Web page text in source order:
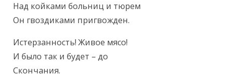
Над койками больниц и тюрем
Он гвоздиками пригвожден.
Истерзанность! Живое мясо!
И было так и будет – до
Скончания.